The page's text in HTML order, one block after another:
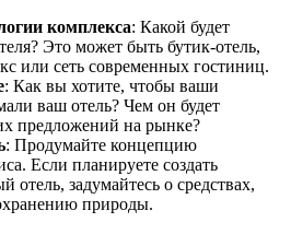
комплекса: Какой будет
Это может быть бутик-отель,
или сеть современных гостиниц.
: Как вы хотите, чтобы ваши
ваш отель? Чем он будет
предложений на рынке?
: Продумайте концепцию
Если планируете создать
отель, задумайтесь о средствах,
природы.